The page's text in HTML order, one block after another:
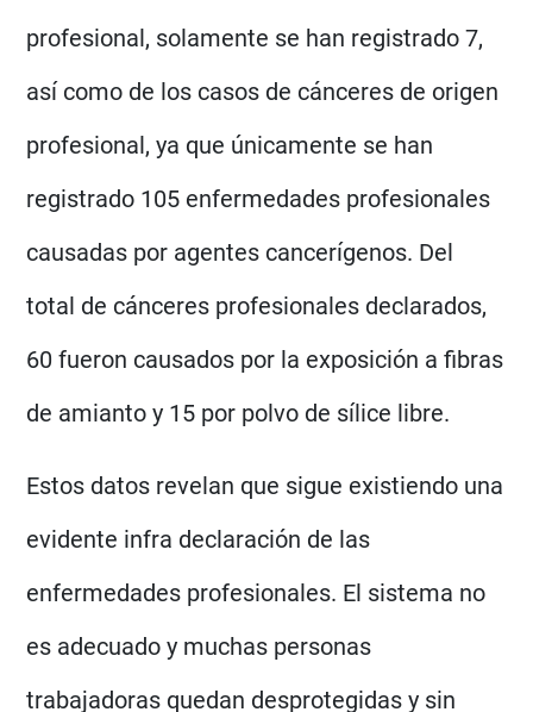
profesional, solamente se han registrado 7,
así como de los casos de cánceres de origen
profesional, ya que únicamente se han
registrado 105 enfermedades profesionales
causadas por agentes cancerígenos. Del
total de cánceres profesionales declarados,
60 fueron causados por la exposición a fibras
de amianto y 15 por polvo de sílice libre.
Estos datos revelan que sigue existiendo una
evidente infra declaración de las
enfermedades profesionales. El sistema no
es adecuado y muchas personas
trabajadoras quedan desprotegidas y sin